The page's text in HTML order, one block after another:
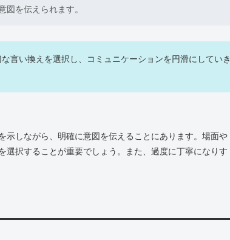
図を伝えられます。
言い換えを選択し、コミュニケーションを円滑にしていき
示しながら、明確に意図を伝えることにあります。場面や
選択することが重要でしょう。また、過度に丁寧になりす